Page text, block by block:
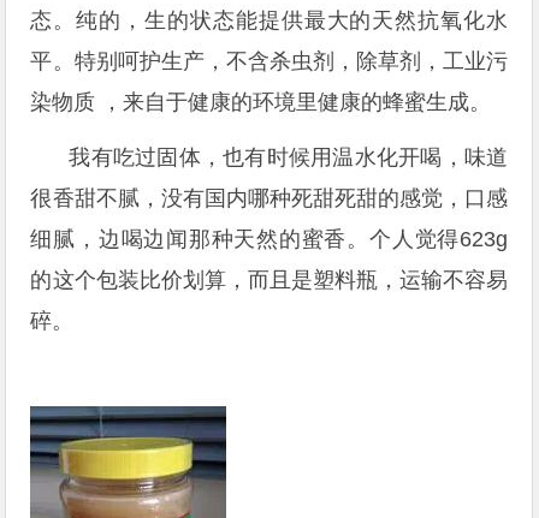
态。纯的，生的状态能提供最大的天然抗氧化水
平。特别呵护生产，不含杀虫剂，除草剂，工业污
染物质 ，来自于健康的环境里健康的蜂蜜生成。
我有吃过固体，也有时候用温水化开喝，味道
很香甜不腻，没有国内哪种死甜死甜的感觉，口感
细腻，边喝边闻那种天然的蜜香。个人觉得623g
的这个包装比价划算，而且是塑料瓶，运输不容易
碎。